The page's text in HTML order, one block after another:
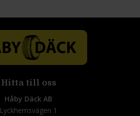
Hitta till oss
Håby Däck AB
Lyckhemsvägen 1